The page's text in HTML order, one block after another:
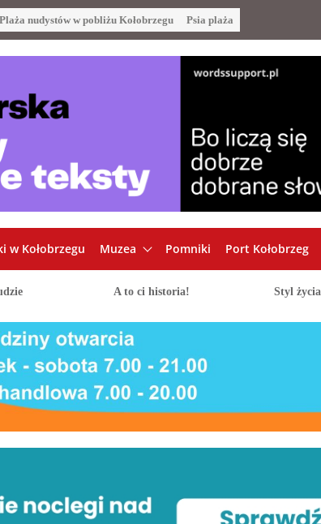
Plaża nudystów w pobliżu Kołobrzegu Psia plaża
w Kołobrzegu Muzea Pomniki Port Kołobrzeg
A to ci historia! Styl życia